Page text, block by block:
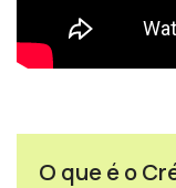
O que é o